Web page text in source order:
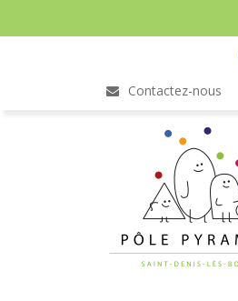
Contactez-nous